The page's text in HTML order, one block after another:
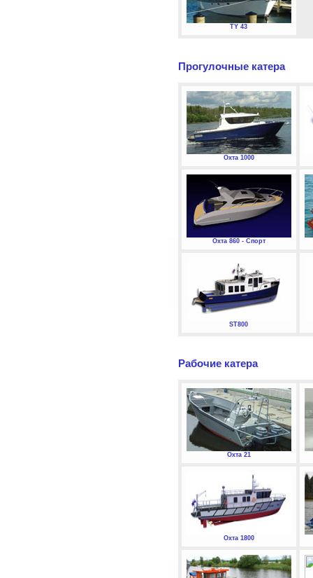
TY 43
Прогулочные катера
Охта 1000
Охта 860 - Спорт
ST800
Рабочие катера
Охта 21
Охта 1800